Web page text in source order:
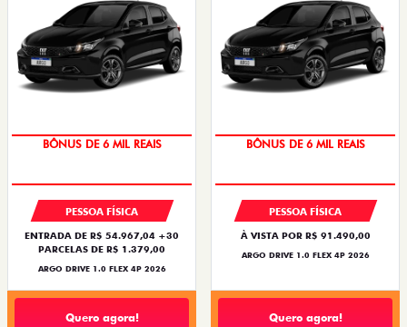
TAXA ZERO
PESSOA FÍSICA
ENTRADA DE R$ 54.967,04 +30
PARCELAS DE R$ 1.379,00
ARGO DRIVE 1.0 FLEX 4P 2026
Quero agora!
TAXA ZERO
PESSOA FÍSICA
À VISTA POR R$ 91.490,00
ARGO DRIVE 1.0 FLEX 4P 2026
Quero agora!